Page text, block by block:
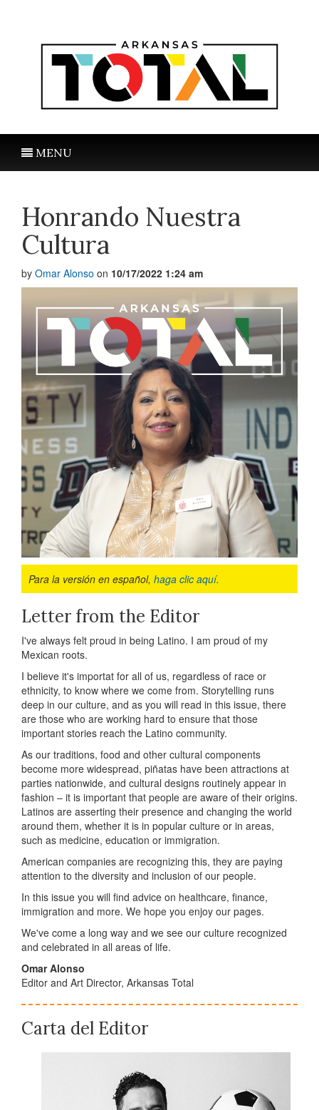
MENU
Honrando Nuestra
Cultura
by Omar Alonso on 10/17/2022 1:24 am
Para la versión en español, haga clic aquí.
Letter from the Editor
I've always felt proud in being Latino. I am proud of my
Mexican roots.
I believe it's importat for all of us, regardless of race or
ethnicity, to know where we come from. Storytelling runs
deep in our culture, and as you will read in this issue, there
are those who are working hard to ensure that those
important stories reach the Latino community.
As our traditions, food and other cultural components
become more widespread, piñatas have been attractions at
parties nationwide, and cultural designs routinely appear in
fashion – it is important that people are aware of their origins.
Latinos are asserting their presence and changing the world
around them, whether it is in popular culture or in areas,
such as medicine, education or immigration.
American companies are recognizing this, they are paying
attention to the diversity and inclusion of our people.
In this issue you will find advice on healthcare, finance,
immigration and more. We hope you enjoy our pages.
We've come a long way and we see our culture recognized
and celebrated in all areas of life.
Omar Alonso
Editor and Art Director, Arkansas Total
Carta del Editor